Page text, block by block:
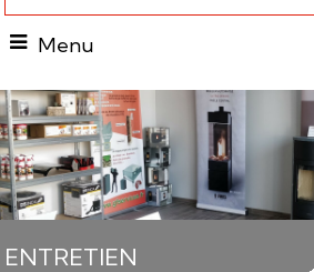
Menu
ENTRETIEN